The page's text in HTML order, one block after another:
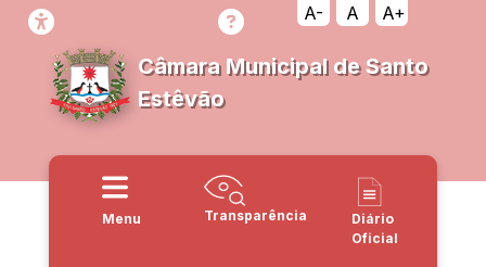
A- A A+
Câmara Municipal de Santo
Estêvão
Menu Transparência
Diário
Oficial